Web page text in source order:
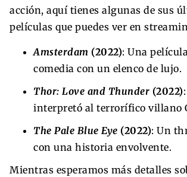
acción, aquí tienes algunas de sus
películas que puedes ver en
Amsterdam (2022): Una
comedia con un elenco de lujo.
Thor: Love and Thunder (2022)
interpretó al terrorífico villano
The Pale Blue Eye (2022): Un
con una historia envolvente.
Mientras esperamos más detalles